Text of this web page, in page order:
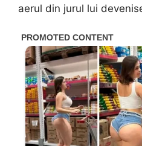
aerul din jurul lui